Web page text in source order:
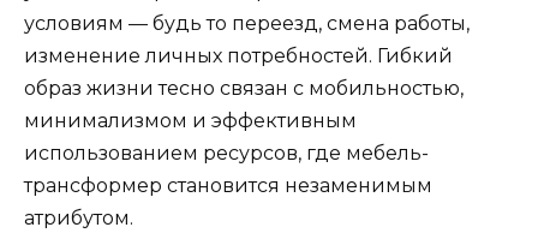
условиям — будь то переезд, смена работы,
изменение личных потребностей. Гибкий
образ жизни тесно связан с мобильностью,
минимализмом и эффективным
использованием ресурсов, где мебель-
трансформер становится незаменимым
атрибутом.